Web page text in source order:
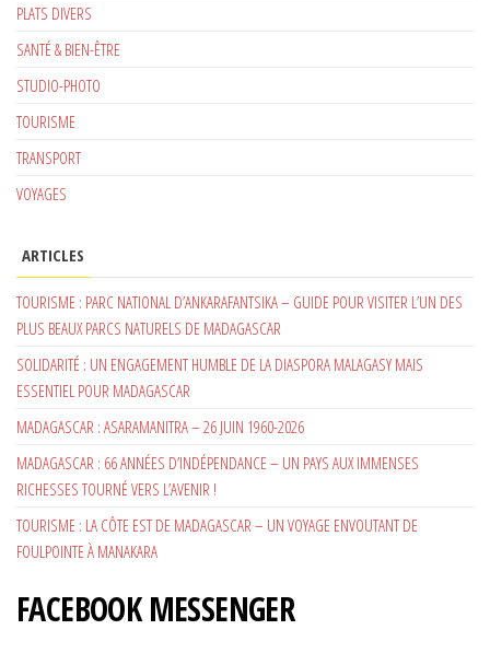
PLATS DIVERS
SANTÉ & BIEN-ÊTRE
STUDIO-PHOTO
TOURISME
TRANSPORT
VOYAGES
ARTICLES
TOURISME : PARC NATIONAL D’ANKARAFANTSIKA – GUIDE POUR VISITER L’UN DES
PLUS BEAUX PARCS NATURELS DE MADAGASCAR
SOLIDARITÉ : UN ENGAGEMENT HUMBLE DE LA DIASPORA MALAGASY MAIS
ESSENTIEL POUR MADAGASCAR
MADAGASCAR : ASARAMANITRA – 26 JUIN 1960-2026
MADAGASCAR : 66 ANNÉES D’INDÉPENDANCE – UN PAYS AUX IMMENSES
RICHESSES TOURNÉ VERS L’AVENIR !
TOURISME : LA CÔTE EST DE MADAGASCAR – UN VOYAGE ENVOUTANT DE
FOULPOINTE À MANAKARA
FACEBOOK MESSENGER